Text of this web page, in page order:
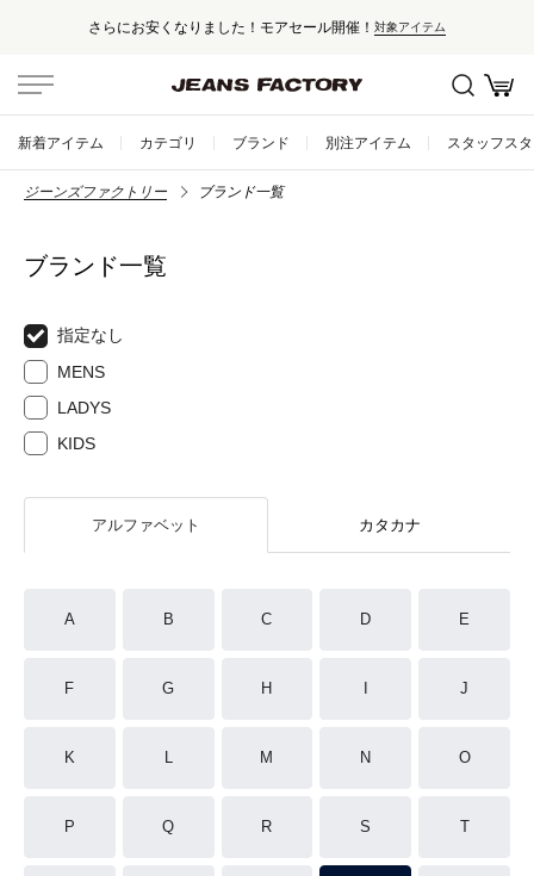
さらにお安くなりました！モアセール開催！ 対象アイテム
新着アイテム カテゴリ ブランド 別注アイテム スタッフス
ジーンズファクトリー ブランド一覧
ブランド一覧
指定なし
MENS
LADYS
KIDS
アルファベット カタカナ
A B C D E
F G H J
K L M N O
P Q R S T